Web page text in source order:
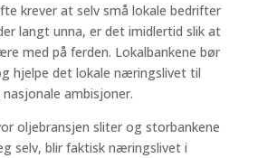
krever at selv små lokale bedrifter
langt unna, er det imidlertid slik at
med på ferden. Lokalbankene bør
hjelpe det lokale næringslivet til
ambisjoner.
oljebransjen sliter og storbankene
selv, blir faktisk næringslivet i